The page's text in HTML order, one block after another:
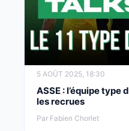
5 AOÛT 2025, 18:30
ASSE : l’équipe type
les recrues
Par Fabien Chorlet